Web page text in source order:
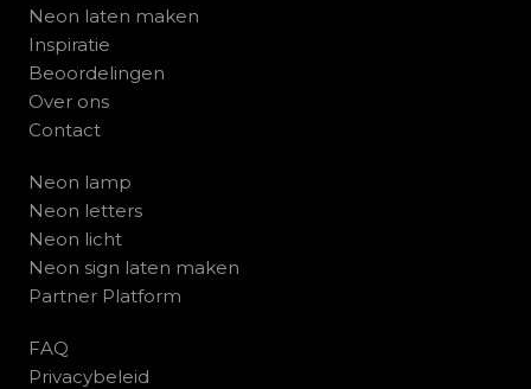
Neon laten maken
Inspiratie
Beoordelingen
Over ons
Contact
Neon lamp
Neon letters
Neon licht
Neon sign laten maken
Partner Platform
FAQ
Privacybeleid